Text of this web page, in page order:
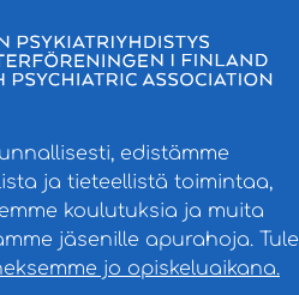
edistämme
ja tieteellistä toimintaa,
koulutuksia ja muita
jäsenille apurahoja. Tule
jo opiskeluaikana.